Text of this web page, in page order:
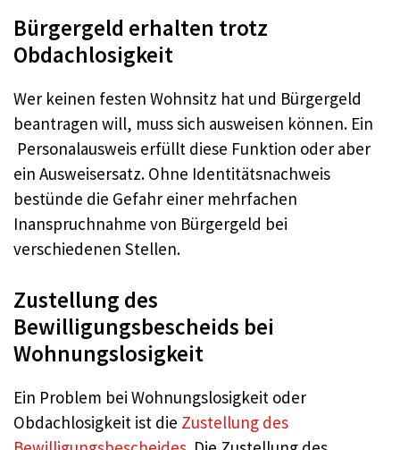
Bürgergeld erhalten trotz
Obdachlosigkeit
Wer keinen festen Wohnsitz hat und Bürgergeld
beantragen will, muss sich ausweisen können. Ein
Personalausweis erfüllt diese Funktion oder aber
ein Ausweisersatz. Ohne Identitätsnachweis
bestünde die Gefahr einer mehrfachen
Inanspruchnahme von Bürgergeld bei
verschiedenen Stellen.
Zustellung des
Bewilligungsbescheids bei
Wohnungslosigkeit
Ein Problem bei Wohnungslosigkeit oder
Obdachlosigkeit ist die Zustellung des